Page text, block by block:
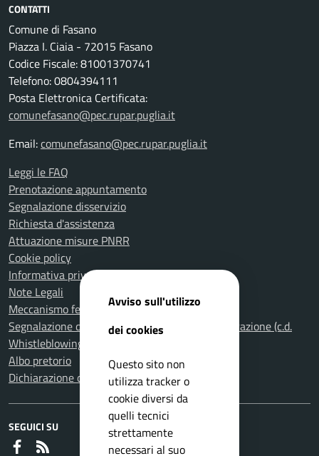
CONTATTI
Comune di Fasano
Piazza I. Ciaia - 72015 Fasano
Codice Fiscale: 81001370741
Telefono: 0804394111
Posta Elettronica Certificata:
comunefasano@pec.rupar.puglia.it
Email:comunefasano@pec.rupar.puglia.it
Leggi le FAQ
Prenotazione appuntamento
Segnalazione disservizio
Richiesta d'assistenza
Attuazione misure PNRR
Cookie policy
Informativa privacy
Note Legali
Meccanismo feedback per l'accessibilità
Segnalazione di illeciti nella Pubblica Amministrazione (c.d.
Whistleblowing)
Albo pretorio
Dichiarazione di accessibilità
SEGUICI SU
Faceboook
Avviso sull'utilizzo
dei cookies
Questo sito non
utilizza tracker o
cookie diversi da
quelli tecnici
strettamente
necessari al suo